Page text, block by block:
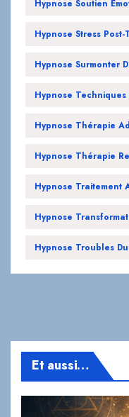
Hypnose Soutien
Hypnose Stress
Hypnose Surmonter
Hypnose Techniques
Hypnose Thérapie
Hypnose Thérapie
Hypnose Traitement
Hypnose
Hypnose Troubles
Et aussi…